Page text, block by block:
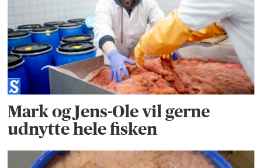
Mark og Jens-Ole vil gerne
udnytte hele fisken